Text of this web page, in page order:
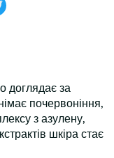
доглядає за
почервоніння,
з азулену,
шкіра стає